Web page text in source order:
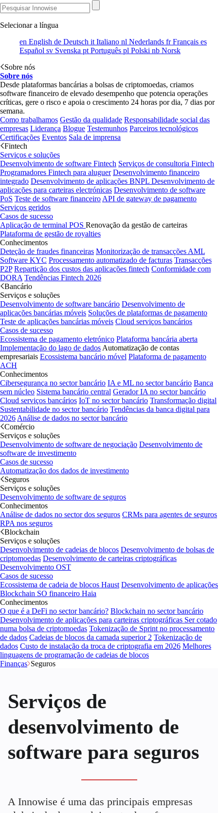
Selecionar a língua
en English de Deutsch it Italiano nl Nederlands frFrançais es
Español sv Svenska pt Português pl Polski nb Norsk
Sobre nós
Sobre nós
Desde plataformas bancárias a bolsas de criptomoedas, criamos
software financeiro de elevado desempenho que potencia operações
críticas, gere o risco e apoia o crescimento 24 horas por dia, 7 dias por
semana.
Como trabalhamos Gestão da qualidade Responsabilidade social das
empresas Liderança Blogue Testemunhos Parceiros tecnológicos
Certificações Eventos Sala de imprensa
Fintech
Serviços e soluções
Desenvolvimento de software Fintech Serviços de consultoria Fintech
Programadores Fintech para aluguer Desenvolvimento financeiro
integrado Desenvolvimento de aplicações BNPL Desenvolvimento de
aplicações para carteiras electrónicas Desenvolvimento de software
PoS Teste de software financeiro API de gateway de pagamento
Serviços geridos
Casos de sucesso
Aplicação de terminal POS Renovação da gestão de carteiras
Plataforma de gestão de royalties
Conhecimentos
Deteção de fraudes financeiras Monitorização de transacções AML
Software KYC Processamento automatizado de facturas Transacções
P2P Repartição dos custos das aplicações fintech Conformidade com
DORA Tendências Fintech 2026
Bancário
Serviços e soluções
Desenvolvimento de software bancário Desenvolvimento de
aplicações bancárias móveis Soluções de plataformas de pagamento
Teste de aplicações bancárias móveis Cloud serviços bancários
Casos de sucesso
Ecossistema de pagamento eletrónico Plataforma bancária aberta
Implementação do lago de dados Automatização de contas
empresariais Ecossistema bancário móvel Plataforma de pagamento
ACH
Conhecimentos
Cibersegurança no sector bancário IA e ML no sector bancário Banca
sem núcleo Sistema bancário central Gerador IA no sector bancário
Cloud serviços bancários IoT no sector bancário Transformação digital
Sustentabilidade no sector bancário Tendências da banca digital para
2026 Análise de dados no sector bancário
Comércio
Serviços e soluções
Desenvolvimento de software de negociação Desenvolvimento de
software de investimento
Casos de sucesso
Automatização dos dados de investimento
Seguros
Serviços e soluções
Desenvolvimento de software de seguros
Conhecimentos
Análise de dados no sector dos seguros CRMs para agentes de seguros
RPA nos seguros
Blockchain
Serviços e soluções
Desenvolvimento de cadeias de blocos Desenvolvimento de bolsas de
criptomoedas Desenvolvimento de carteiras criptográficas
Desenvolvimento OST
Casos de sucesso
Ecossistema de cadeia de blocos Haust Desenvolvimento de aplicações
Blockchain SO financeiro Haia
Conhecimentos
O que é a DeFi no sector bancário? Blockchain no sector bancário
Desenvolvimento de aplicações para carteiras criptográficas Ser cotado
numa bolsa de criptomoedas Tokenização de Sprint no processamento
de dados Cadeias de blocos da camada superior 2 Tokenização de
dados Custo de instalação da troca de criptografia em 2026 Melhores
linguagens de programação de cadeias de blocos
Finanças Seguros
Serviços de
desenvolvimento de
software para seguros
A Innowise é uma das principais empresas